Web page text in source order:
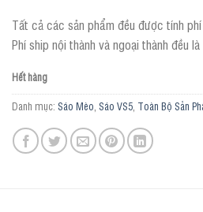
Tất cả các sản phẩm đều được tính
Phí ship nội thành và ngoại thành đều
Hết hàng
Danh mục: Sáo Mèo Sáo VS5, Toàn Bộ Sản